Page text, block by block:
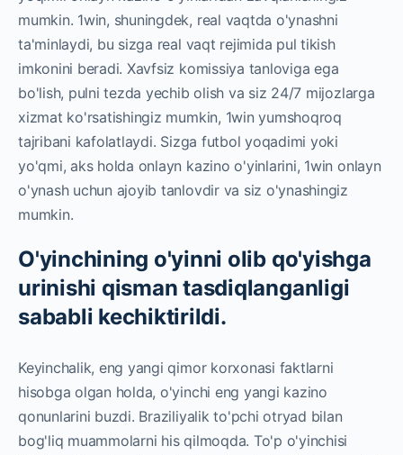
mumkin. 1win, shuningdek, real vaqtda o'ynashni
ta'minlaydi, bu sizga real vaqt rejimida pul tikish
imkonini beradi. Xavfsiz komissiya tanloviga ega
bo'lish, pulni tezda yechib olish va siz 24/7 mijozlarga
xizmat ko'rsatishingiz mumkin, 1win yumshoqroq
tajribani kafolatlaydi. Sizga futbol yoqadimi yoki
yo'qmi, aks holda onlayn kazino o'yinlarini, 1win onlayn
o'ynash uchun ajoyib tanlovdir va siz o'ynashingiz
mumkin.
O'yinchining o'yinni olib qo'yishga
urinishi qisman tasdiqlanganligi
sababli kechiktirildi.
Keyinchalik, eng yangi qimor korxonasi faktlarni
hisobga olgan holda, o'yinchi eng yangi kazino
qonunlarini buzdi. Braziliyalik to'pchi otryad bilan
bog'liq muammolarni his qilmoqda. To'p o'yinchisi